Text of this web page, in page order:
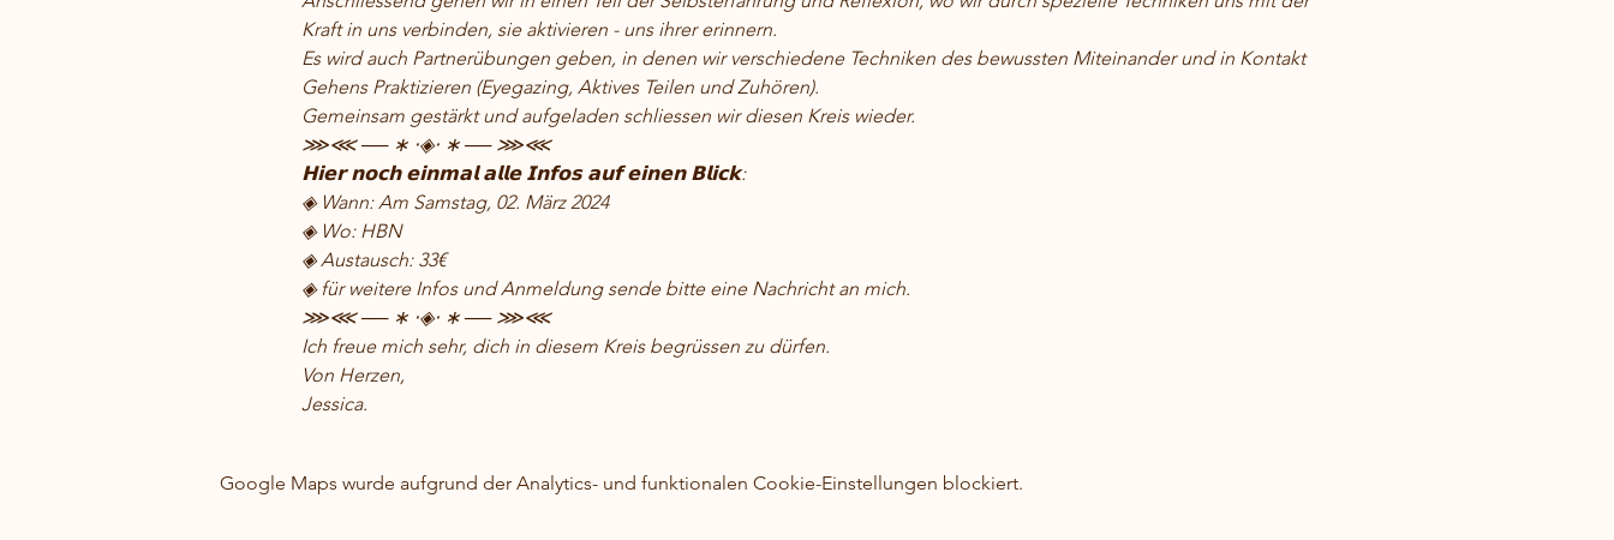
Kraft in uns verbinden, sie aktivieren - uns ihrer erinnern.
Es wird auch Partnerübungen geben, in denen wir verschiedene Techniken des bewussten Miteinander und in Kontakt
Gehens Praktizieren (Eyegazing, Aktives Teilen und Zuhören).
Gemeinsam gestärkt und aufgeladen schliessen wir diesen Kreis wieder.
⋙⋘ ── ∗ ⋅◈⋅ ∗ ── ⋙​⋘
𝗛𝗶𝗲𝗿 𝗻𝗼𝗰𝗵 𝗲𝗶𝗻𝗺𝗮𝗹 𝗮𝗹𝗹𝗲 𝗜𝗻𝗳𝗼𝘀 𝗮𝘂𝗳 𝗲𝗶𝗻𝗲𝗻 𝗕𝗹𝗶𝗰𝗸:
◈ Wann: Am Samstag, 02. März 2024
◈ Wo: HBN
◈ Austausch: 33€
◈ für weitere Infos und Anmeldung sende bitte eine Nachricht an mich.
⋙⋘ ── ∗ ⋅◈⋅ ∗ ── ⋙​⋘
Ich freue mich sehr, dich in diesem Kreis begrüssen zu dürfen.
Von Herzen,
Jessica.
Google Maps wurde aufgrund der Analytics- und funktionalen Cookie-Einstellungen blockiert.